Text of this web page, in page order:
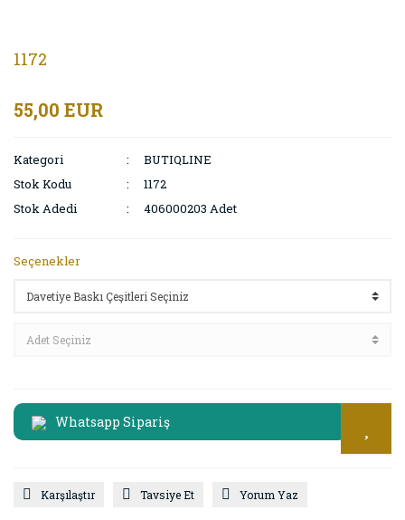
1172
55,00 EUR
Kategori
BUTIQLINE
Stok Kodu
1172
Stok Adedi
406000203 Adet
Seçenekler
Whatsapp Sipariş
Karşılaştır Tavsiye Et Yorum Yaz